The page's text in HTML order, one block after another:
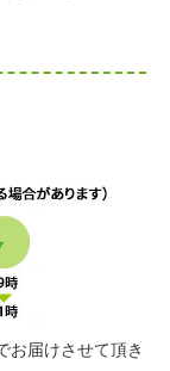
お届けさせて頂き